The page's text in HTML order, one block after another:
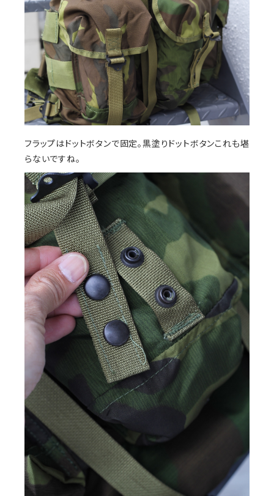
フラップはドットボタンで固定。黒塗りドットボタンこれも堪
らないですね。